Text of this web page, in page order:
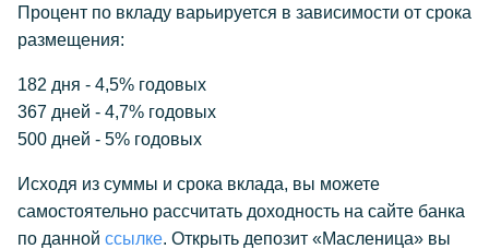
Процент по вкладу варьируется в зависимости от срока
размещения:
182 дня - 4,5% годовых
367 дней - 4,7% годовых
500 дней - 5% годовых
Исходя из суммы и срока вклада, вы можете
самостоятельно рассчитать доходность на сайте банка
по данной ссылке. Открыть депозит «Масленица» вы